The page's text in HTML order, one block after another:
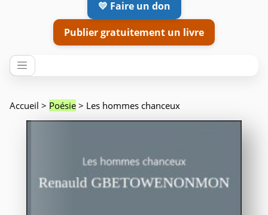
💛 Faire un don
Publier gratuitement un livre
Accueil > Poésie > Les hommes chanceux